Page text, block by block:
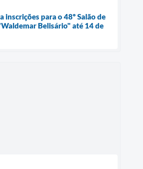
inscrições para o 48º Salão de
Belisário" até 14 de